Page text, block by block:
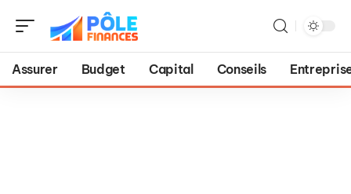
Assurer Budget Capital Conseils